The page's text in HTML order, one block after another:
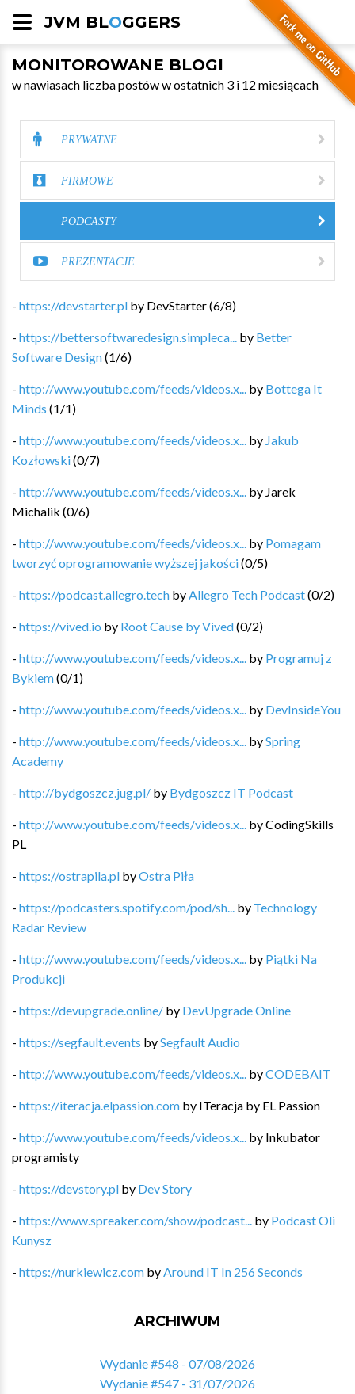
JVM BLOGGERS
MONITOROWANE BLOGI
w nawiasach liczba postów w ostatnich 3 i 12 miesiącach
PRYWATNE
FIRMOWE
PODCASTY
PREZENTACJE
- https://devstarter.pl by DevStarter(6/8)
- https://bettersoftwaredesign.simpleca... by Better
Software Design(1/6)
- http://www.youtube.com/feeds/videos.x... by Bottega It
Minds (1/1)
- http://www.youtube.com/feeds/videos.x... by Jakub
Kozłowski(0/7)
- http://www.youtube.com/feeds/videos.x... by Jarek
Michalik (0/6)
- http://www.youtube.com/feeds/videos.x... by Pomagam
tworzyć oprogramowanie wyższej jakości(0/5)
- https://podcast.allegro.tech by Allegro Tech Podcast(0/2)
- https://vived.io by Root Cause by Vived(0/2)
- http://www.youtube.com/feeds/videos.x... by Programuj z
Bykiem(0/1)
- http://www.youtube.com/feeds/videos.x... by DevInsideYou
- http://www.youtube.com/feeds/videos.x... bySpring
Academy
- http://bydgoszcz.jug.pl/ by Bydgoszcz IT Podcast
- http://www.youtube.com/feeds/videos.x... byCodingSkills
PL
- https://ostrapila.pl byOstra Piła
- https://podcasters.spotify.com/pod/sh... by Technology
Radar Review
- http://www.youtube.com/feeds/videos.x... by Piątki Na
Produkcji
- https://devupgrade.online/ by DevUpgrade Online
- https://segfault.events bySegfault Audio
- http://www.youtube.com/feeds/videos.x... byCODEBAIT
- https://iteracja.elpassion.com by ITeracja by EL Passion
- http://www.youtube.com/feeds/videos.x... by Inkubator
programisty
- https://devstory.pl by Dev Story
- https://www.spreaker.com/show/podcast... by Podcast Oli
Kunysz
- https://nurkiewicz.com by Around IT In 256 Seconds
ARCHIWUM
Wydanie #548 - 07/08/2026
Wydanie #547 - 31/07/2026